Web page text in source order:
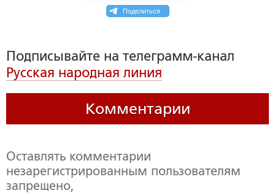
Поделиться
Подписывайте на телеграмм-канал
Русская народная линия
Комментарии
Оставлять комментарии
незарегистрированным пользователям
запрещено,